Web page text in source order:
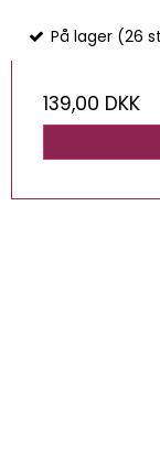
På lager (26
139,00 DKK